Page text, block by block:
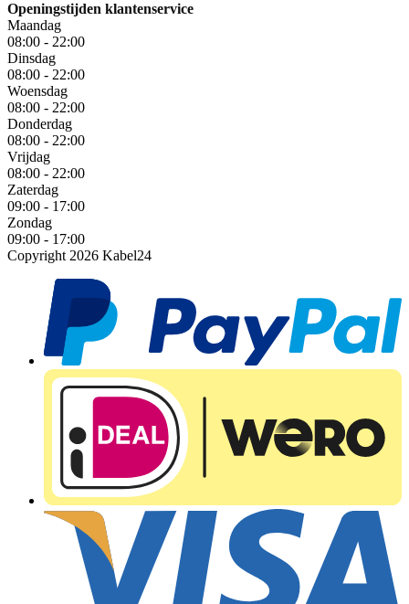
Openingstijden klantenservice
Maandag
08:00 - 22:00
Dinsdag
08:00 - 22:00
Woensdag
08:00 - 22:00
Donderdag
08:00 - 22:00
Vrijdag
08:00 - 22:00
Zaterdag
09:00 - 17:00
Zondag
09:00 - 17:00
Copyright 2026 Kabel24